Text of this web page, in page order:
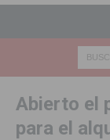
Abierto el
para el